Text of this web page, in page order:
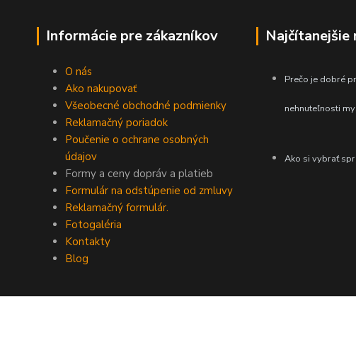
Informácie pre zákazníkov
O nás
Ako nakupovať
Všeobecné obchodné podmienky
Reklamačný poriadok
Poučenie o ochrane osobných
údajov
Formy a ceny dopráv a platieb
Formulár na odstúpenie od zmluvy
Reklamačný formulár.
Fotogaléria
Kontakty
Blog
Najčítanejšie
Prečo je dobré
nehnuteľnosti
Ako si vybrať